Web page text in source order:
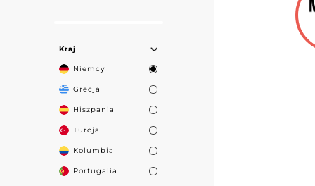
Kraj
Niemcy
Grecja
Hiszpania
Turcja
Kolumbia
Portugalia